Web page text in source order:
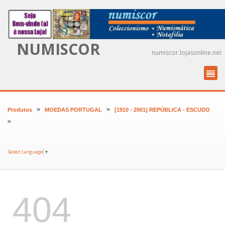
NUMISCOR numiscor.lojasonline.net
Produtos > MOEDAS PORTUGAL > [1910 - 2001] REPÚBLICA - ESCUDO
>
Select Language ▼